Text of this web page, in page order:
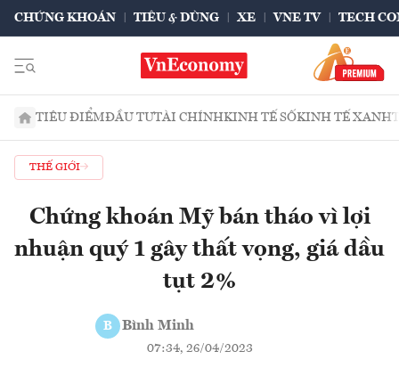
CHỨNG KHOÁN TIÊU & DÙNG XE VNE TV TECH
TIÊU ĐIỂMĐẦU TƯTÀI CHÍNHKINH TẾ SỐKINH TẾ XANH
THẾ GIỚI
Chứng khoán Mỹ bán tháo vì lợi
nhuận quý 1 gây thất vọng, giá dầu
tụt 2%
B Bình Minh
07:34, 26/04/2023